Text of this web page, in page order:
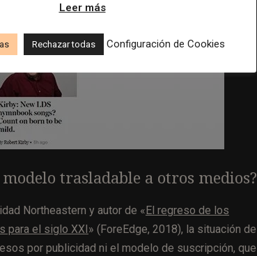
trasladable a otros medios?
Northeastern y autor de «El regreso de los
para el siglo XXI» (ForeEdge, 2018), la situación de
por publicidad ni el modelo de suscripción, que
Leer más
Rechazar todas Configuración de Cookies